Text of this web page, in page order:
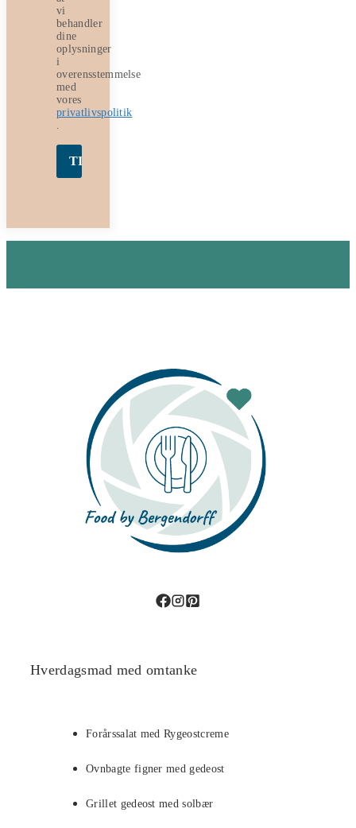
vi
behandler
dine
oplysninger
i
overensstemmelse
med
vores
privatlivspolitik
Hverdagsmad med omtanke
Forårssalat med Rygeostcreme
Ovnbagte figner med gedeost
Grillet gedeost med solbær